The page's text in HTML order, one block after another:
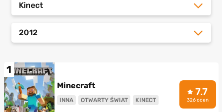
Kinect
2012
1
Minecraft
INNA OTWARTY ŚWIAT KINECT
7.7
326 ocen